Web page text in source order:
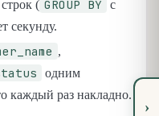
( GROUP BY
с
секунду.
,
одним
каждый раз накладно.
›